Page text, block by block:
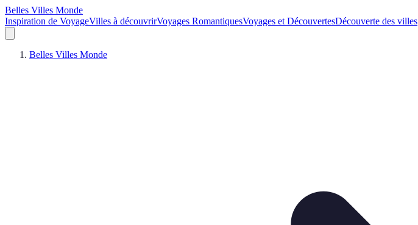
Belles Villes Monde
Inspiration de VoyageVilles à découvrirVoyages RomantiquesVoyages et DécouvertesDécouverte des villes
Belles Villes Monde